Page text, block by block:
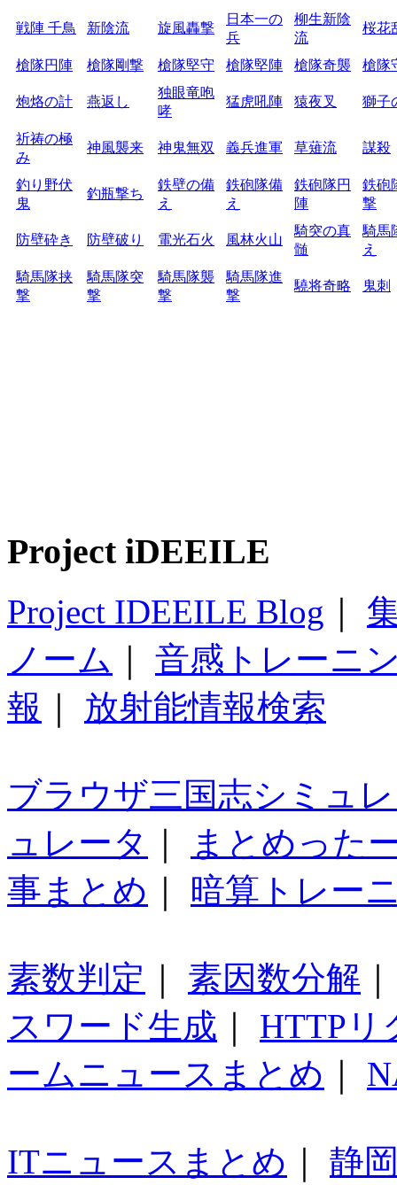
戦陣 千鳥 新陰流 旋風轟撃
日本一の
兵
柳生新陰
流
桜花
槍隊円陣 槍隊剛撃 槍隊堅守 槍隊堅陣 槍隊奇襲 槍隊
炮烙の計 燕返し
独眼竜咆
哮
猛虎吼陣 猿夜叉 獅子
祈祷の極
み
神風襲来 神鬼無双 義兵進軍 草薙流 謀殺
釣り野伏
鬼
釣瓶撃ち
鉄壁の備
え
鉄砲隊備
え
鉄砲隊円
陣
鉄砲
撃
防壁砕き 防壁破り 電光石火 風林火山
騎突の真
髄
騎馬
え
騎馬隊挟
撃
騎馬隊突
撃
騎馬隊襲
撃
騎馬隊進
撃
驍将奇略 鬼刺
Project iDEEILE
Project IDEEILE Blog
ノーム
音感トレーニ
報
放射能情報検索
ブラウザ三国志シミュ
ュレータ
まとめった
事まとめ
暗算トレー
素数判定 素因数分解
スワード生成
HTTPリ
ームニュースまとめ
ITニュースまとめ 静